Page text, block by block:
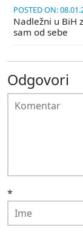
POSTED ON:
Nadležni u BiH
sam od sebe
Odgovori
*